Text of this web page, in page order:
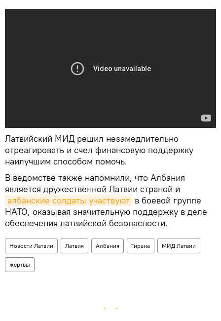
Латвийский МИД решил незамедлительно
отреагировать и счел финансовую поддержку
наилучшим способом помочь.
В ведомстве также напомнили, что Албания
является дружественной Латвии страной и
албанские солдаты участвуют в боевой группе
НАТО, оказывая значительную поддержку в деле
обеспечения латвийской безопасности.
Новости Латвии Латвия Албания Тирана МИД Латвии
жертвы